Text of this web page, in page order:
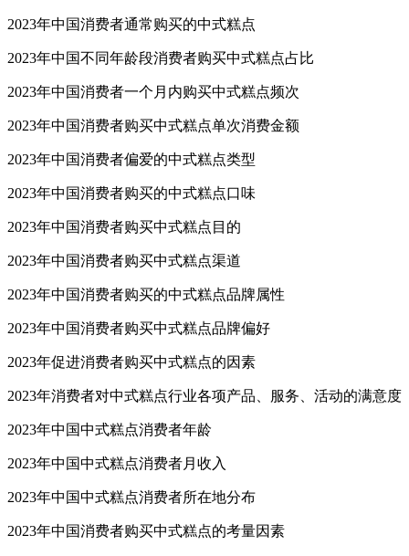
2023年中国消费者通常购买的中式糕点
2023年中国不同年龄段消费者购买中式糕点占比
2023年中国消费者一个月内购买中式糕点频次
2023年中国消费者购买中式糕点单次消费金额
2023年中国消费者偏爱的中式糕点类型
2023年中国消费者购买的中式糕点口味
2023年中国消费者购买中式糕点目的
2023年中国消费者购买中式糕点渠道
2023年中国消费者购买的中式糕点品牌属性
2023年中国消费者购买中式糕点品牌偏好
2023年促进消费者购买中式糕点的因素
2023年消费者对中式糕点行业各项产品、服务、活动的满意度
2023年中国中式糕点消费者年龄
2023年中国中式糕点消费者月收入
2023年中国中式糕点消费者所在地分布
2023年中国消费者购买中式糕点的考量因素